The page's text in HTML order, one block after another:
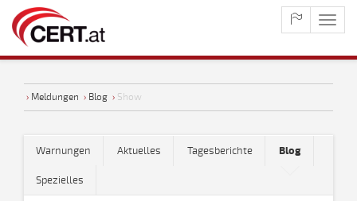
› Meldungen › Blog › Show
Warnungen Aktuelles Tagesberichte Blog
Spezielles